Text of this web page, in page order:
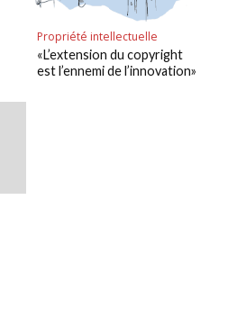
Propriété intellectuelle
«L’extension du copyright
est l’ennemi de l’innovation»